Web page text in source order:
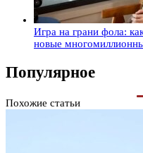
Игра на грани фола:
новые
Популярное
Похожие статьи